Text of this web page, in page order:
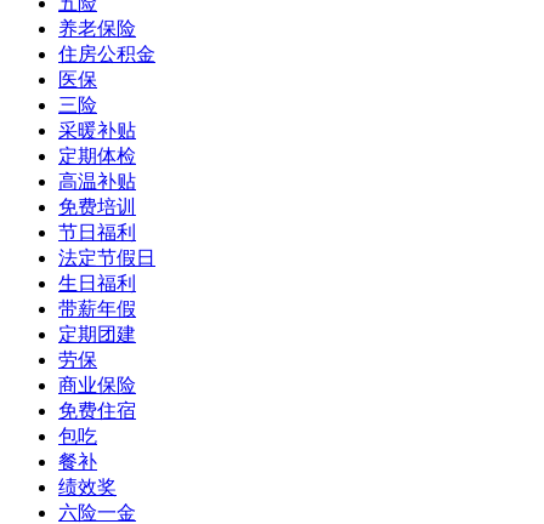
养老保险
住房公积金
医保
三险
采暖补贴
定期体检
高温补贴
免费培训
节日福利
法定节假日
生日福利
带薪年假
定期团建
劳保
商业保险
免费住宿
包吃
餐补
绩效奖
六险一金